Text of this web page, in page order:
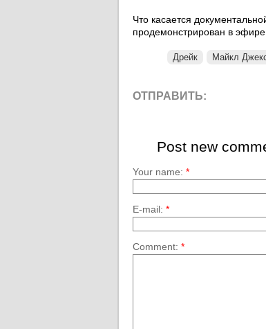
Что касается
продемонстрирован в
Дрейк Майкл
ОТПРАВИТЬ:
Post new
Your name: *
E-mail: *
Comment: *